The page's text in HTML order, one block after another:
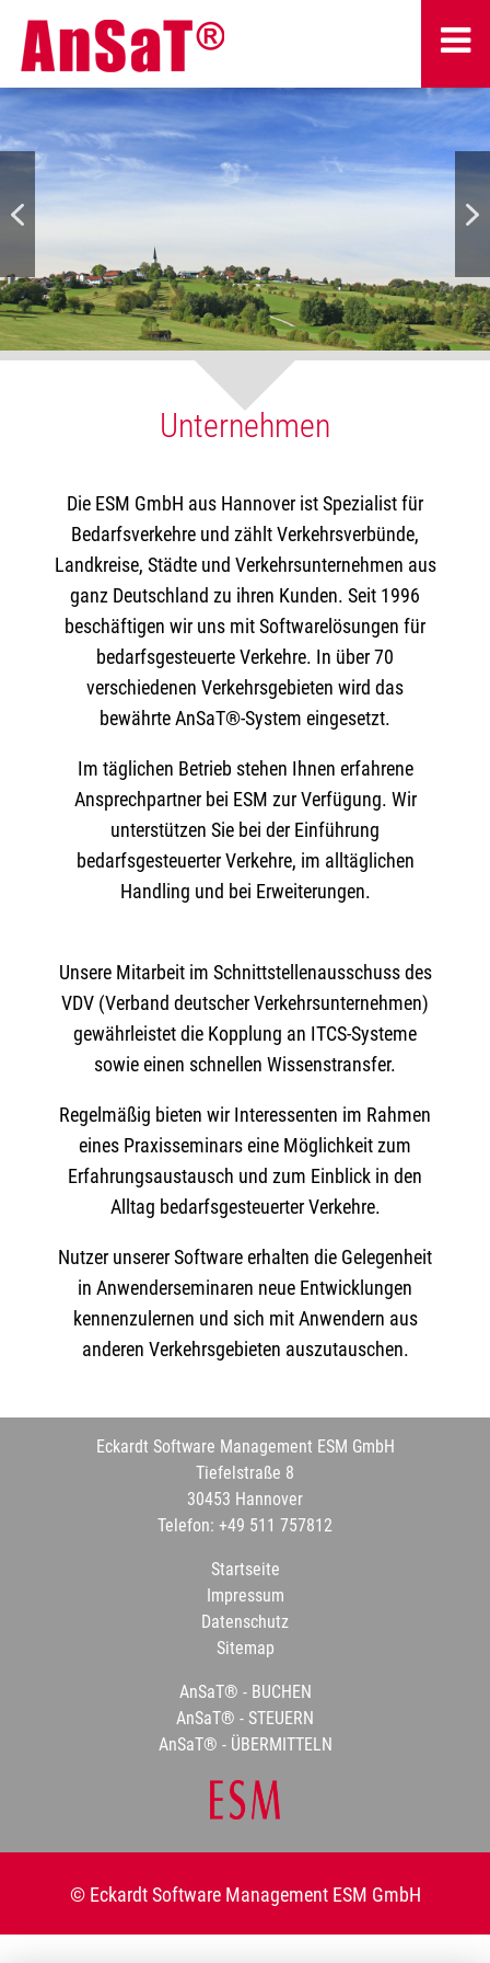
Unternehmen
Die ESM GmbH aus Hannover ist Spezialist für
Bedarfsverkehre und zählt Verkehrsverbünde,
Landkreise, Städte und Verkehrsunternehmen aus
ganz Deutschland zu ihren Kunden. Seit 1996
beschäftigen wir uns mit Softwarelösungen für
bedarfsgesteuerte Verkehre. In über 70
verschiedenen Verkehrsgebieten wird das
bewährte AnSaT®-System eingesetzt.
Im täglichen Betrieb stehen Ihnen erfahrene
Ansprechpartner bei ESM zur Verfügung. Wir
unterstützen Sie bei der Einführung
bedarfsgesteuerter Verkehre, im alltäglichen
Handling und bei Erweiterungen.
Unsere Mitarbeit im Schnittstellenausschuss des
VDV (Verband deutscher Verkehrsunternehmen)
gewährleistet die Kopplung an ITCS-Systeme
sowie einen schnellen Wissenstransfer.
Regelmäßig bieten wir Interessenten im Rahmen
eines Praxisseminars eine Möglichkeit zum
Erfahrungsaustausch und zum Einblick in den
Alltag bedarfsgesteuerter Verkehre.
Nutzer unserer Software erhalten die Gelegenheit
in Anwenderseminaren neue Entwicklungen
kennenzulernen und sich mit Anwendern aus
anderen Verkehrsgebieten auszutauschen.
Eckardt Software Management ESM GmbH
Tiefelstraße 8
30453 Hannover
Telefon: +49 511 757812
Startseite
Impressum
Datenschutz
Sitemap
AnSaT® - BUCHEN
AnSaT® - STEUERN
AnSaT® - ÜBERMITTELN
© Eckardt Software Management ESM GmbH